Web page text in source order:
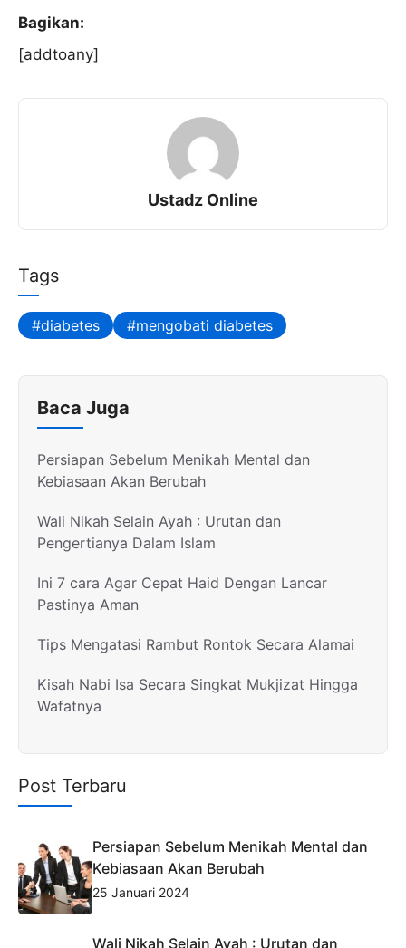
Bagikan:
[addtoany]
Ustadz Online
Tags
diabetes mengobati diabetes
Baca Juga
Persiapan Sebelum Menikah Mental dan
Kebiasaan Akan Berubah
Wali Nikah Selain Ayah : Urutan dan
Pengertianya Dalam Islam
Ini 7 cara Agar Cepat Haid Dengan Lancar
Pastinya Aman
Tips Mengatasi Rambut Rontok Secara Alamai
Kisah Nabi Isa Secara Singkat Mukjizat Hingga
Wafatnya
Post Terbaru
Persiapan Sebelum Menikah Mental dan
Kebiasaan Akan Berubah
25 Januari 2024
Wali Nikah Selain Ayah : Urutan dan